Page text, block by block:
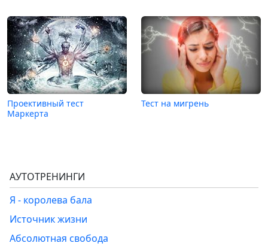
Проективный тест
Маркерта
Тест на мигрень
АУТОТРЕНИНГИ
Я - королева бала
Источник жизни
Абсолютная свобода